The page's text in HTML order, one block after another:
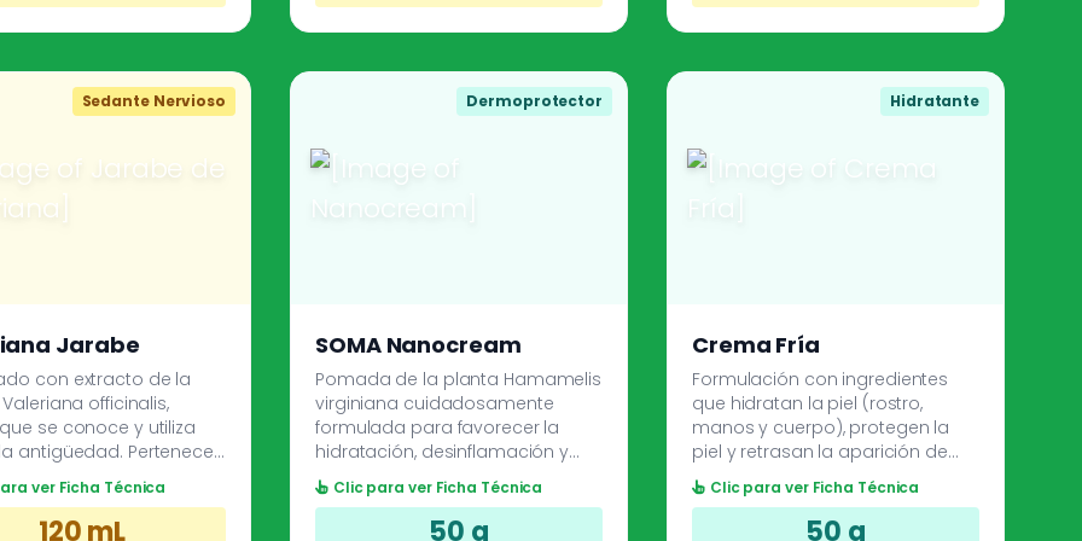
Sedante Nervioso
Jarabe
con extracto de la
officinalis,
se conoce y utiliza
antigüedad. Pertenece
de medicamentos
hipnóticos y
Induce y mejora el
ver Ficha Técnica
120 mL
Dermoprotector
SOMA Nanocream
Pomada de la planta Hamamelis
virginiana cuidadosamente
formulada para favorecer la
hidratación, desinflamación y
protección de la piel,
restaurando su apariencia
natural. Virtudes
Clic para ver Ficha Técnica
50 g
Hidratante
Crema Fría
Formulación con ingredientes
que hidratan la piel (rostro,
manos y cuerpo), protegen la
piel y retrasan la aparición de
arrugas. La vitamina E es un
antioxidante que ayuda a tener
una piel radiante.
Clic para ver Ficha Técnica
50 g